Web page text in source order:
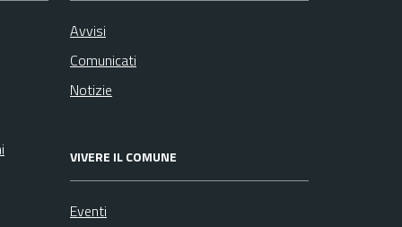
Avvisi
Comunicati
Notizie
VIVERE IL COMUNE
Eventi